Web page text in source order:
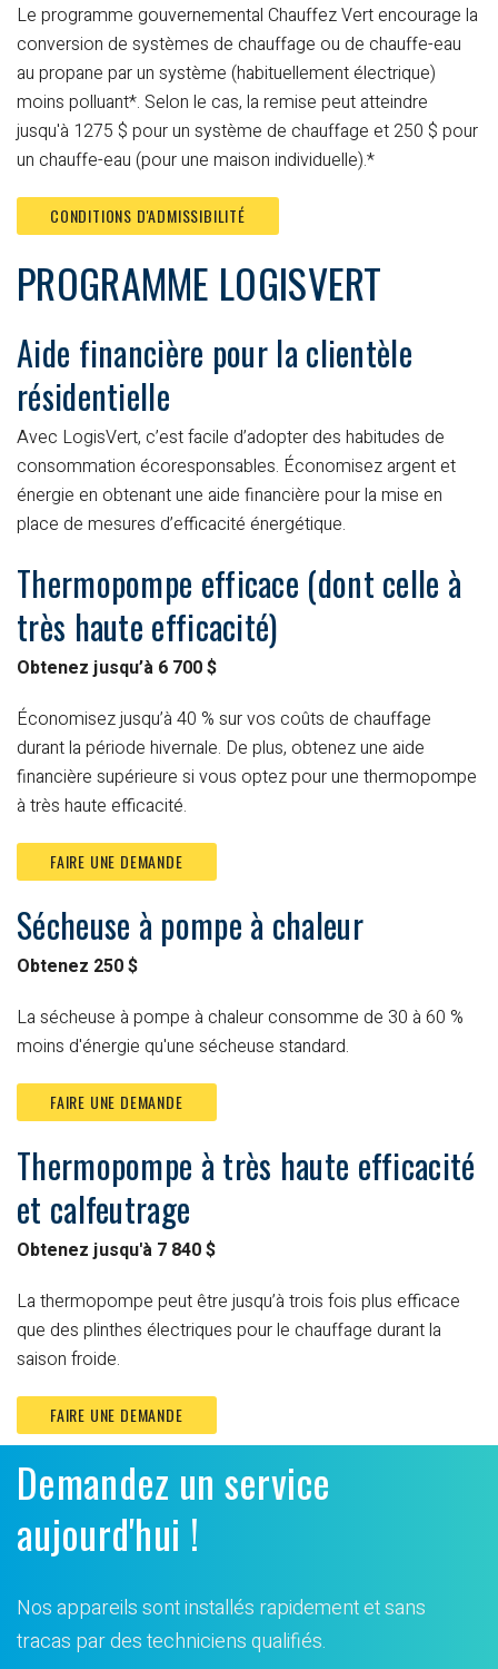
Le programme gouvernemental Chauffez Vert encourage la
conversion de systèmes de chauffage ou de chauffe-eau
au propane par un système (habituellement électrique)
moins polluant*. Selon le cas, la remise peut atteindre
jusqu'à 1275 $ pour un système de chauffage et 250 $ pour
un chauffe-eau (pour une maison individuelle).*
CONDITIONS D'ADMISSIBILITÉ
PROGRAMME LOGISVERT
Aide financière pour la clientèle
résidentielle
Avec LogisVert, c’est facile d’adopter des habitudes de
consommation écoresponsables. Économisez argent et
énergie en obtenant une aide financière pour la mise en
place de mesures d’efficacité énergétique.
Thermopompe efficace (dont celle à
très haute efficacité)
Obtenez jusqu’à 6 700 $
Économisez jusqu’à 40 % sur vos coûts de chauffage
durant la période hivernale. De plus, obtenez une aide
financière supérieure si vous optez pour une thermopompe
à très haute efficacité.
FAIRE UNE DEMANDE
Sécheuse à pompe à chaleur
Obtenez 250 $
La sécheuse à pompe à chaleur consomme de 30 à 60 %
moins d'énergie qu'une sécheuse standard.
FAIRE UNE DEMANDE
Thermopompe à très haute efficacité
et calfeutrage
Obtenez jusqu'à 7 840 $
La thermopompe peut être jusqu’à trois fois plus efficace
que des plinthes électriques pour le chauffage durant la
saison froide.
FAIRE UNE DEMANDE
Demandez un service
aujourd'hui !
Nos appareils sont installés rapidement et sans
tracas par des techniciens qualifiés.